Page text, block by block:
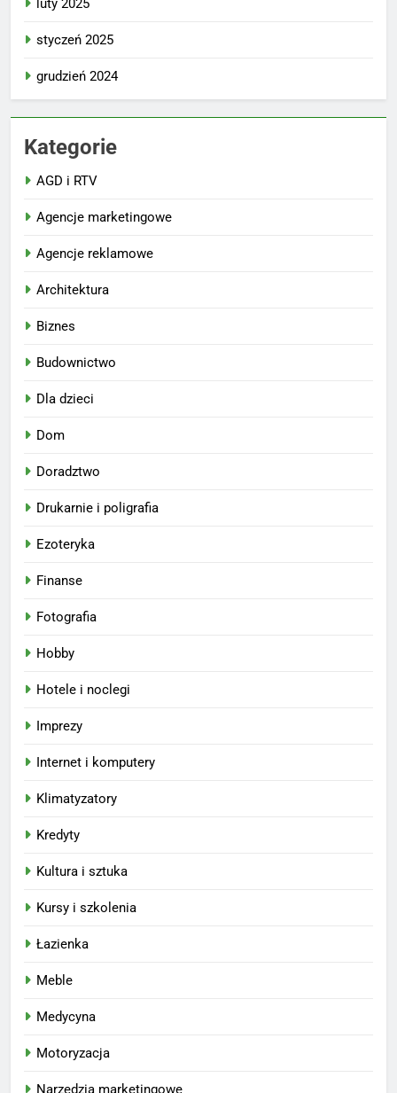
luty 2025
styczeń 2025
grudzień 2024
Kategorie
AGD i RTV
Agencje marketingowe
Agencje reklamowe
Architektura
Biznes
Budownictwo
Dla dzieci
Dom
Doradztwo
Drukarnie i poligrafia
Ezoteryka
Finanse
Fotografia
Hobby
Hotele i noclegi
Imprezy
Internet i komputery
Klimatyzatory
Kredyty
Kultura i sztuka
Kursy i szkolenia
Łazienka
Meble
Medycyna
Motoryzacja
Narzędzia marketingowe